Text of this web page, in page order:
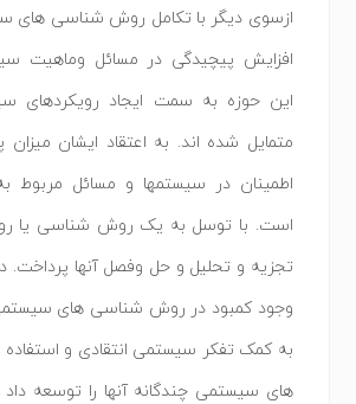
ازسوی دیگر با تکامل روش شناسی های
افزایش پیچیدگی در مسائل وماهیت
این حوزه به سمت ایجاد رویکردهای
متمایل شده اند. به اعتقاد ایشان
اطمینان در سیستمها و مسائل مربوط به
است. با توسل به یک روش شناسی یا
تجزیه و تحلیل و حل وفصل آنها پرداخت.
وجود کمبود در روش شناسی های
به کمک تفکر سیستمی انتقادی و
های سیستمی چندگانه آنها را توسعه داد